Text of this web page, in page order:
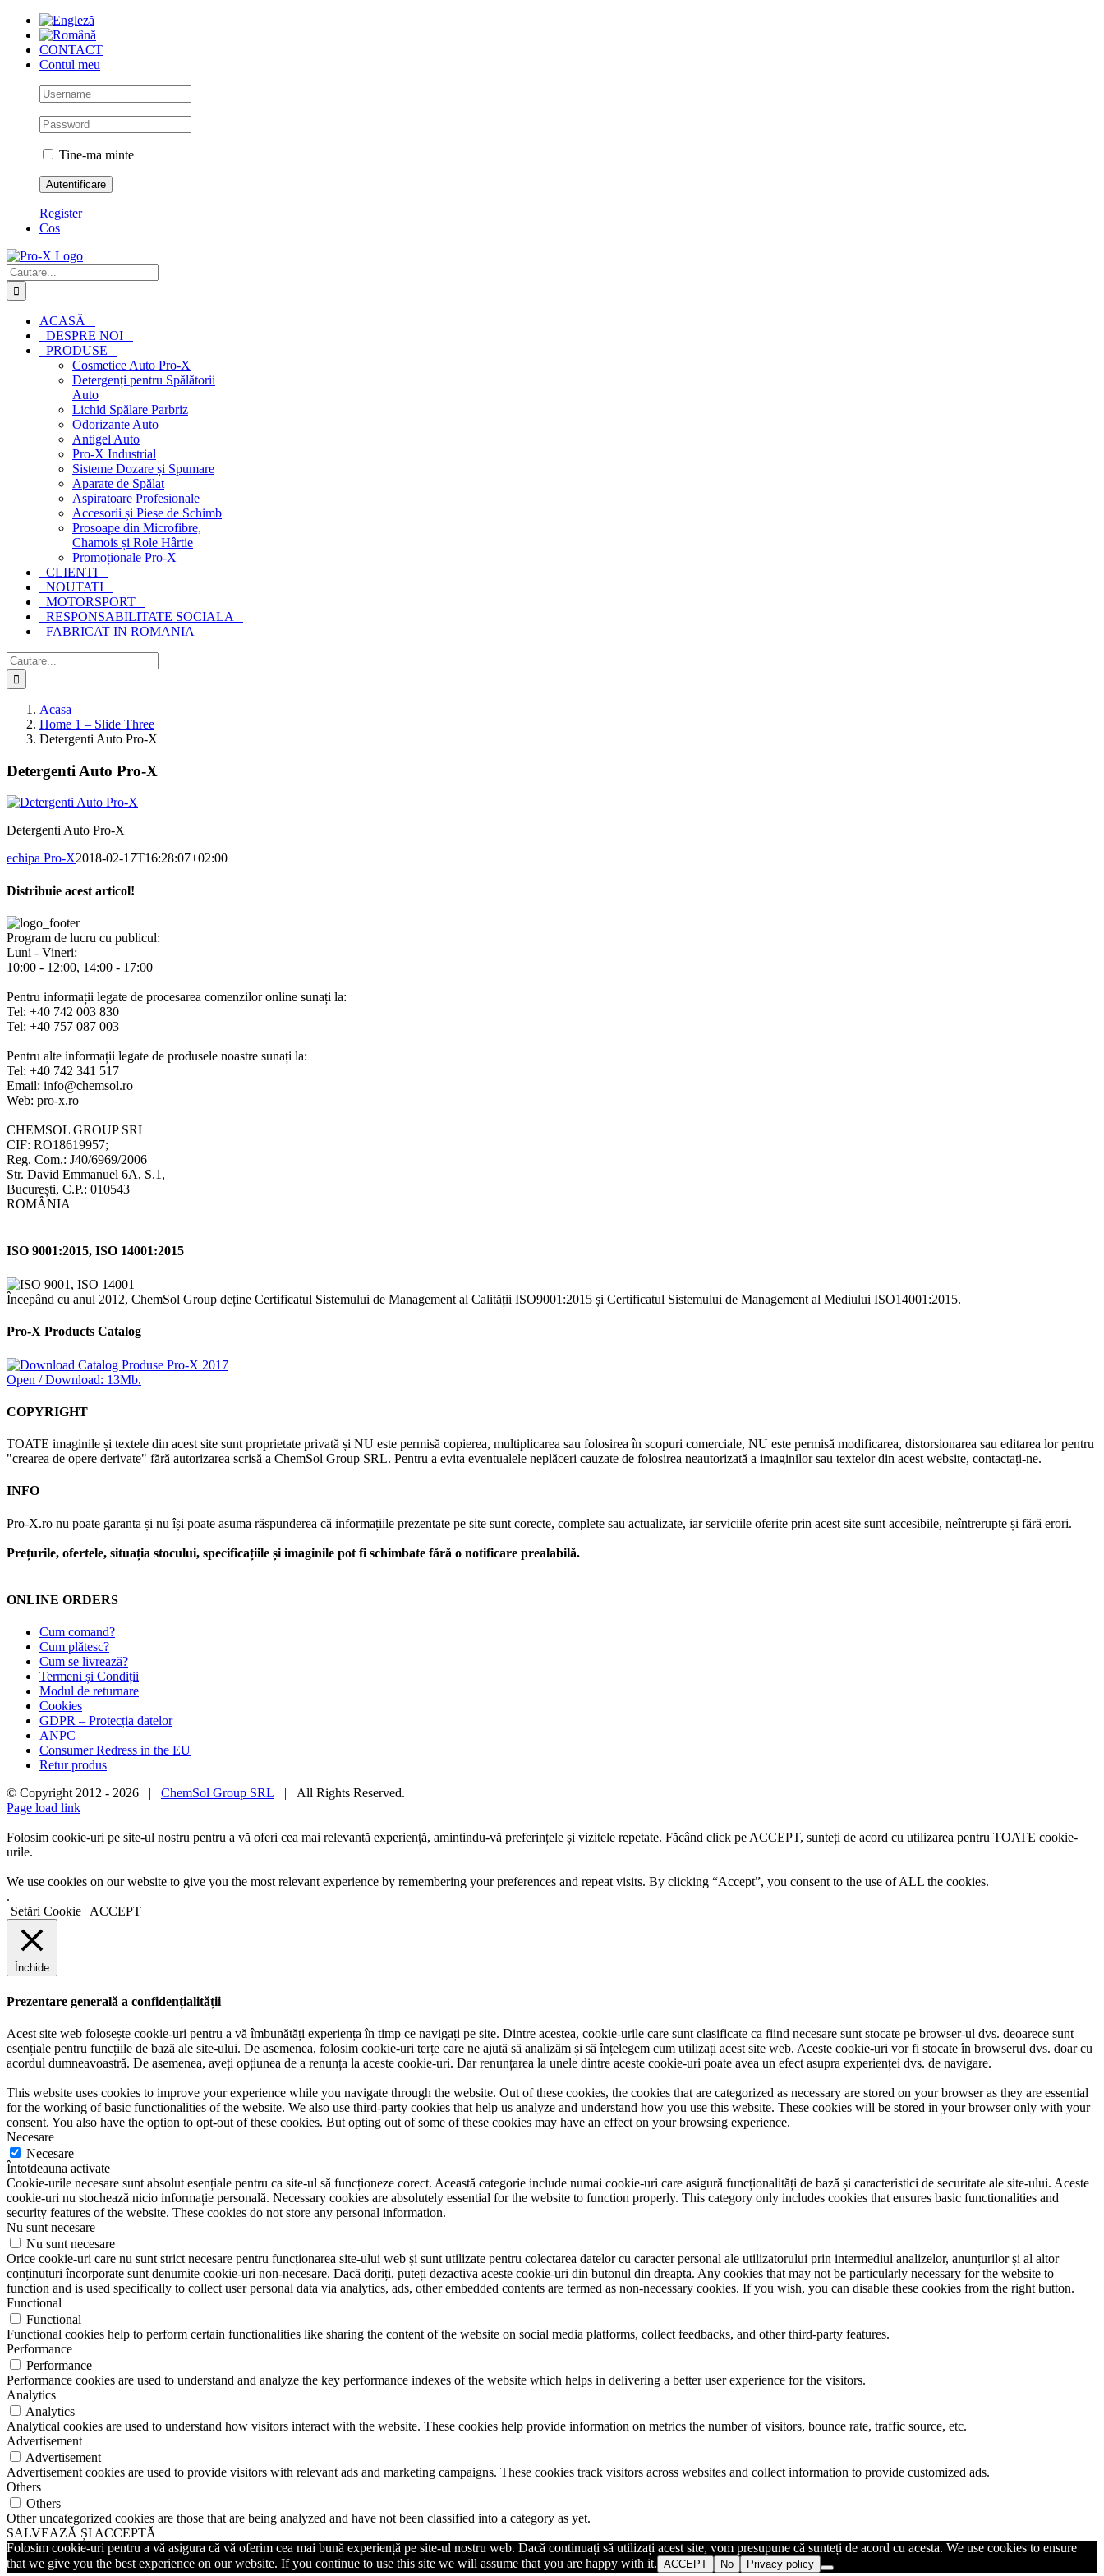
Skip
contentCONTACT
Contul meu
Tine-ma minte
Register
Cos
Cautare...
ACASĂ
DESPRE NOI
PRODUSE
Cosmetice Auto Pro-X
Detergenți pentru Spălătorii
Auto
Lichid Spălare Parbriz
Odorizante Auto
Antigel Auto
Pro-X Industrial
Sisteme Dozare și Spumare
Aparate de Spălat
Aspiratoare Profesionale
Accesorii și Piese de Schimb
Prosoape din Microfibre,
Chamois și Role Hârtie
Promoționale Pro-X
CLIENTI
NOUTATI
MOTORSPORT
RESPONSABILITATE SOCIALA
FABRICAT IN ROMANIA
Cautare...
Acasa
Home 1 – Slide Three
Detergenti Auto Pro-X
Detergenti Auto Pro-X
Detergenti Auto Pro-X
echipa Pro-X2018-02-17T16:28:07+02:00
Distribuie acest articol!
Facebook
X
Pinterest
E-
mail:
Program de lucru cu publicul:
Luni - Vineri:
10:00 - 12:00, 14:00 - 17:00
Pentru informații legate de procesarea comenzilor online sunați la:
Tel: +40 742 003 830
Tel: +40 757 087 003
Pentru alte informații legate de produsele noastre sunați la:
Tel: +40 742 341 517
Email: info@chemsol.ro
Web: pro-x.ro
CHEMSOL GROUP SRL
CIF: RO18619957;
Reg. Com.: J40/6969/2006
Str. David Emmanuel 6A, S.1,
București, C.P.: 010543
ROMÂNIA
ISO 9001:2015, ISO 14001:2015
Începând cu anul 2012, ChemSol Group deține Certificatul Sistemului de Management al Calității ISO9001:2015 și Certificatul Sistemului de Management al Mediului ISO14001:2015.
Pro-X Products Catalog
Open / Download: 13Mb.
COPYRIGHT
TOATE imaginile și textele din acest site sunt proprietate privată și NU este permisă copierea, multiplicarea sau folosirea în scopuri comerciale, NU este permisă modificarea, distorsionarea sau editarea lor pentru
"crearea de opere derivate" fără autorizarea scrisă a ChemSol Group SRL. Pentru a evita eventualele neplăceri cauzate de folosirea neautorizată a imaginilor sau textelor din acest website, contactați-ne.
INFO
Pro-X.ro nu poate garanta și nu își poate asuma răspunderea că informațiile prezentate pe site sunt corecte, complete sau actualizate, iar serviciile oferite prin acest site sunt accesibile, neîntrerupte și fără erori.
Prețurile, ofertele, situația stocului, specificațiile și imaginile pot fi schimbate fără o notificare prealabilă.
ONLINE ORDERS
Cum comand?
Cum plătesc?
Cum se livrează?
Termeni și Condiții
Modul de returnare
Cookies
GDPR – Protecția datelor
ANPC
Consumer Redress in the EU
Retur produs
© Copyright 2012 - 2026 | ChemSol Group SRL | All Rights Reserved.
Page load link
Folosim cookie-uri pe site-ul nostru pentru a vă oferi cea mai relevantă experiență, amintindu-vă preferințele și vizitele repetate. Făcând click pe ACCEPT, sunteți de acord cu utilizarea pentru TOATE cookie-
urile.
We use cookies on our website to give you the most relevant experience by remembering your preferences and repeat visits. By clicking “Accept”, you consent to the use of ALL the cookies.
.
Setări Cookie
ACCEPT
Închide
Prezentare generală a confidențialității
Acest site web folosește cookie-uri pentru a vă îmbunătăți experiența în timp ce navigați pe site. Dintre acestea, cookie-urile care sunt clasificate ca fiind necesare sunt stocate pe browser-ul dvs. deoarece sunt
esențiale pentru funcțiile de bază ale site-ului. De asemenea, folosim cookie-uri terțe care ne ajută să analizăm și să înțelegem cum utilizați acest site web. Aceste cookie-uri vor fi stocate în browserul dvs. doar cu
acordul dumneavoastră. De asemenea, aveți opțiunea de a renunța la aceste cookie-uri. Dar renunțarea la unele dintre aceste cookie-uri poate avea un efect asupra experienței dvs. de navigare.
This website uses cookies to improve your experience while you navigate through the website. Out of these cookies, the cookies that are categorized as necessary are stored on your browser as they are essential
for the working of basic functionalities of the website. We also use third-party cookies that help us analyze and understand how you use this website. These cookies will be stored in your browser only with your
consent. You also have the option to opt-out of these cookies. But opting out of some of these cookies may have an effect on your browsing experience.
Necesare
Necesare
Întotdeauna activate
Cookie-urile necesare sunt absolut esențiale pentru ca site-ul să funcționeze corect. Această categorie include numai cookie-uri care asigură funcționalități de bază și caracteristici de securitate ale site-ului. Aceste
cookie-uri nu stochează nicio informație personală. Necessary cookies are absolutely essential for the website to function properly. This category only includes cookies that ensures basic functionalities and
security features of the website. These cookies do not store any personal information.
Nu sunt necesare
Nu sunt necesare
Orice cookie-uri care nu sunt strict necesare pentru funcționarea site-ului web și sunt utilizate pentru colectarea datelor cu caracter personal ale utilizatorului prin intermediul analizelor, anunțurilor și al altor
conținuturi încorporate sunt denumite cookie-uri non-necesare. Dacă doriți, puteți dezactiva aceste cookie-uri din butonul din dreapta. Any cookies that may not be particularly necessary for the website to
function and is used specifically to collect user personal data via analytics, ads, other embedded contents are termed as non-necessary cookies. If you wish, you can disable these cookies from the right button.
Functional
Functional
Functional cookies help to perform certain functionalities like sharing the content of the website on social media platforms, collect feedbacks, and other third-party features.
Performance
Performance
Performance cookies are used to understand and analyze the key performance indexes of the website which helps in delivering a better user experience for the visitors.
Analytics
Analytics
Analytical cookies are used to understand how visitors interact with the website. These cookies help provide information on metrics the number of visitors, bounce rate, traffic source, etc.
Advertisement
Advertisement
Advertisement cookies are used to provide visitors with relevant ads and marketing campaigns. These cookies track visitors across websites and collect information to provide customized ads.
Others
Others
Other uncategorized cookies are those that are being analyzed and have not been classified into a category as yet.
SALVEAZĂ ȘI ACCEPTĂ
Folosim cookie-uri pentru a vă asigura că vă oferim cea mai bună experiență pe site-ul nostru web. Dacă continuați să utilizați acest site, vom presupune că sunteți de acord cu acesta. We use cookies to ensure
that we give you the best experience on our website. If you continue to use this site we will assume that you are happy with it. ACCEPT No Privacy policy